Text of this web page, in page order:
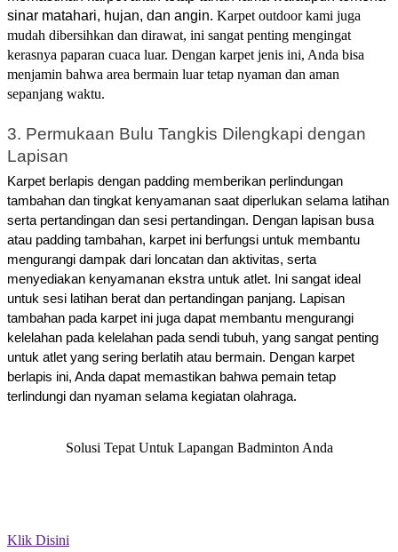
sinar matahari, hujan, dan angin. Karpet outdoor kami juga
mudah dibersihkan dan dirawat, ini sangat penting mengingat
kerasnya paparan cuaca luar. Dengan karpet jenis ini, Anda bisa
menjamin bahwa area bermain luar tetap nyaman dan aman
sepanjang waktu.
3. Permukaan Bulu Tangkis Dilengkapi dengan
Lapisan
Karpet berlapis dengan padding memberikan perlindungan
tambahan dan tingkat kenyamanan saat diperlukan selama latihan
serta pertandingan dan sesi pertandingan. Dengan lapisan busa
atau padding tambahan, karpet ini berfungsi untuk membantu
mengurangi dampak dari loncatan dan aktivitas, serta
menyediakan kenyamanan ekstra untuk atlet. Ini sangat ideal
untuk sesi latihan berat dan pertandingan panjang. Lapisan
tambahan pada karpet ini juga dapat membantu mengurangi
kelelahan pada kelelahan pada sendi tubuh, yang sangat penting
untuk atlet yang sering berlatih atau bermain. Dengan karpet
berlapis ini, Anda dapat memastikan bahwa pemain tetap
terlindungi dan nyaman selama kegiatan olahraga.
Solusi Tepat Untuk Lapangan Badminton Anda
Klik Disini